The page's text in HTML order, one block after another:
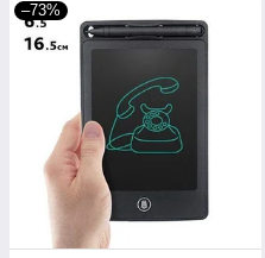
–73%